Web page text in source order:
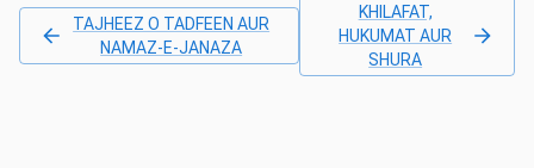
TAJHEEZ O TADFEEN AUR
NAMAZ-E-JANAZA
KHILAFAT,
HUKUMAT AUR
SHURA